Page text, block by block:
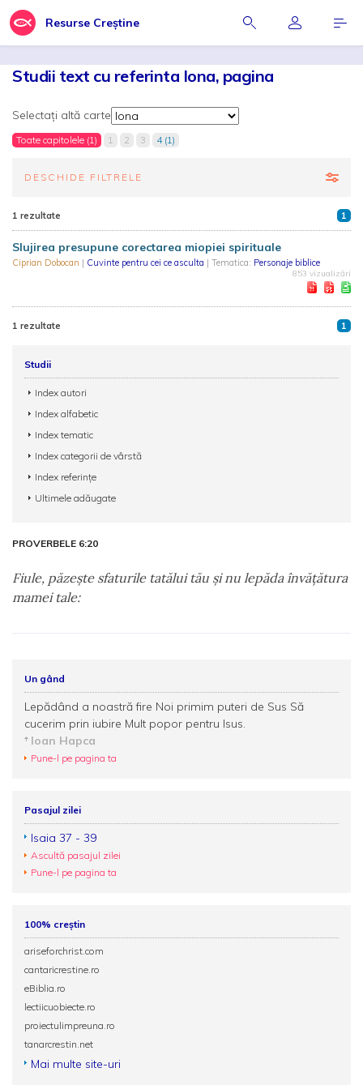
Resurse Creștine
Studii text cu referinta Iona, pagina
Selectați altă carte
Toate capitolele (1) 1 2 3 4 (1)
DESCHIDE FILTRELE
1 rezultate 1
Slujirea presupune corectarea miopiei spirituale
Ciprian Dobocan | Cuvinte pentru cei ce asculta | Tematica: Personaje biblice
853 vizualizări
1 rezultate 1
Studii
Index autori
Index alfabetic
Index tematic
Index categorii de vârstă
Index referințe
Ultimele adăugate
PROVERBELE 6:20
Fiule, păzeşte sfaturile tatălui tău şi nu lepăda învăţătura
mamei tale:
Un gând
Lepădând a noastră fire Noi primim puteri de Sus Să
cucerim prin iubire Mult popor pentru Isus.
Ioan Hapca
Pune-l pe pagina ta
Pasajul zilei
Isaia 37 - 39
Ascultă pasajul zilei
Pune-l pe pagina ta
100% creștin
ariseforchrist.com
cantaricrestine.ro
eBiblia.ro
lectiicuobiecte.ro
proiectulimpreuna.ro
tanarcrestin.net
Mai multe site-uri